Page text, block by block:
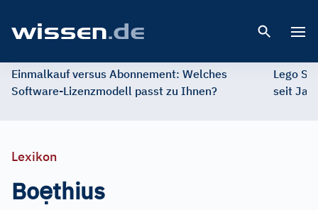
Einmalkauf versus Abonnement: Welches
Software-Lizenzmodell passt zu Ihnen?
Lego
seit
Lexikon
Boẹthius